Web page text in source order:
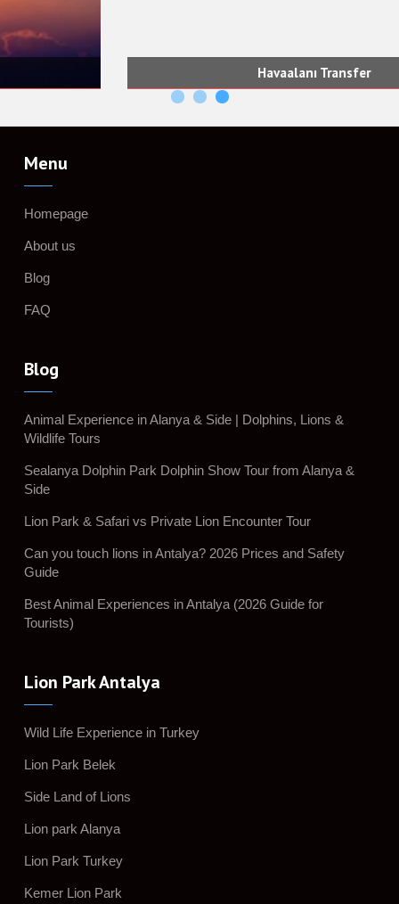
Havaalanı Transfer
Menu
Homepage
About us
Blog
FAQ
Blog
Animal Experience in Alanya & Side | Dolphins, Lions &
Wildlife Tours
Sealanya Dolphin Park Dolphin Show Tour from Alanya &
Side
Lion Park & Safari vs Private Lion Encounter Tour
Can you touch lions in Antalya? 2026 Prices and Safety
Guide
Best Animal Experiences in Antalya (2026 Guide for
Tourists)
Lion Park Antalya
Wild Life Experience in Turkey
Lion Park Belek
Side Land of Lions
Lion park Alanya
Lion Park Turkey
Kemer Lion Park